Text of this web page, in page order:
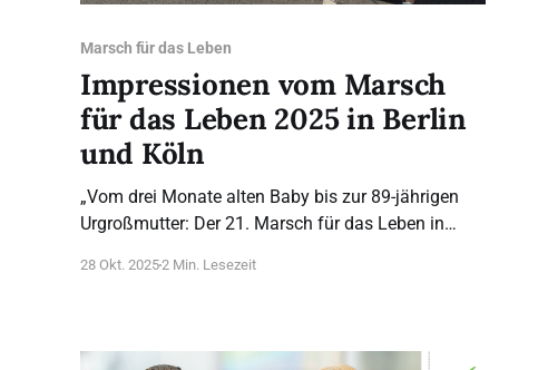
Marsch für das Leben
Impressionen vom Marsch
für das Leben 2025 in Berlin
und Köln
„Vom drei Monate alten Baby bis zur 89-jährigen
Urgroßmutter: Der 21. Marsch für das Leben in
28 Okt. 20252 Min. Lesezeit